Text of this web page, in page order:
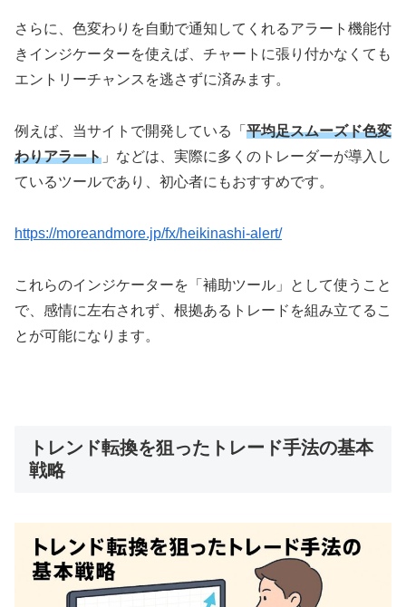
さらに、色変わりを自動で通知してくれるアラート機能付
きインジケーターを使えば、チャートに張り付かなくても
エントリーチャンスを逃さずに済みます。
例えば、当サイトで開発している「 平均足スムーズド色変
わりアラート 」などは、実際に多くのトレーダーが導入し
ているツールであり、初心者にもおすすめです。
https://moreandmore.jp/fx/heikinashi-alert/
これらのインジケーターを「補助ツール」として使うこと
で、感情に左右されず、根拠あるトレードを組み立てるこ
とが可能になります。
トレンド転換を狙ったトレード手法の基本
戦略